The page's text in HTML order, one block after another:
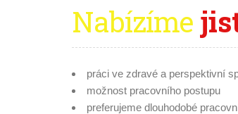
Nabízíme
práci ve zdravé a perspektivní
možnost pracovního postupu
preferujeme dlouhodobé